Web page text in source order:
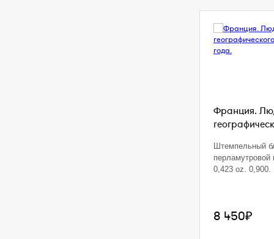
Франция.
Штемпельный
перламутровой
0,423 oz. 0,900.
8 450₽